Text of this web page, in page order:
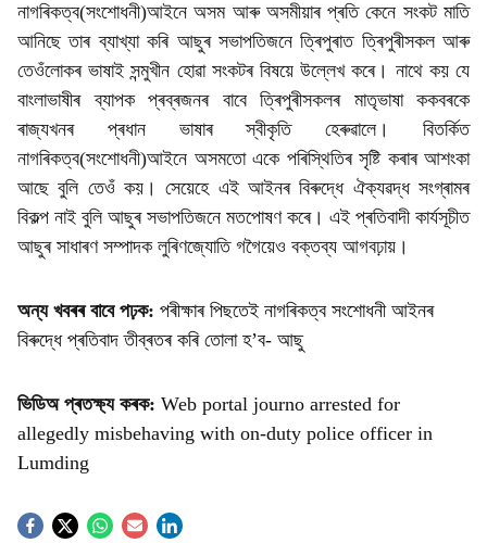
নাগৰিকত্ব(সংশোধনী)আইনে অসম আৰু অসমীয়াৰ প্ৰতি কেনে সংকট মাতি
আনিছে তাৰ ব্যাখ্যা কৰি আছুৰ সভাপতিজনে ত্ৰিপুৰাত ত্ৰিপুৰীসকল আৰু
তেওঁলোকৰ ভাষাই সন্মুখীন হোৱা সংকটৰ বিষয়ে উল্লেখ কৰে। নাথে কয় যে
বাংলাভাষীৰ ব্যাপক প্ৰব্ৰজনৰ বাবে ত্ৰিপুৰীসকলৰ মাতৃভাষা ককবৰকে
ৰাজ্যখনৰ প্ৰধান ভাষাৰ স্বীকৃতি হেৰুৱালে। বিতৰ্কিত
নাগৰিকত্ব(সংশোধনী)আইনে অসমতো একে পৰিস্থিতিৰ সৃষ্টি কৰাৰ আশংকা
আছে বুলি তেওঁ কয়। সেয়েহে এই আইনৰ বিৰুদ্ধে ঐক্যৱদ্ধ সংগ্ৰামৰ
বিকল্প নাই বুলি আছুৰ সভাপতিজনে মতপোষণ কৰে। এই প্ৰতিবাদী কাৰ্যসূচীত
আছুৰ সাধাৰণ সম্পাদক লুৰিণজ্যোতি গগৈয়েও বক্তব্য আগবঢ়ায়।
অন্য খবৰৰ বাবে পঢ়ক: পৰীক্ষাৰ পিছতেই নাগৰিকত্ব সংশোধনী আইনৰ
বিৰুদ্ধে প্ৰতিবাদ তীব্ৰতৰ কৰি তোলা হ’ব- আছু
ভিডিঅ প্ৰতক্ষ্য কৰক: Web portal journo arrested for
allegedly misbehaving with on-duty police officer in
Lumding